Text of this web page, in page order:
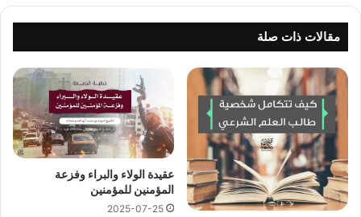
مقالات ذات صلة
عقيدة الولاء والبراء وفزعة
المؤمنين للمؤمنين
2025-07-25